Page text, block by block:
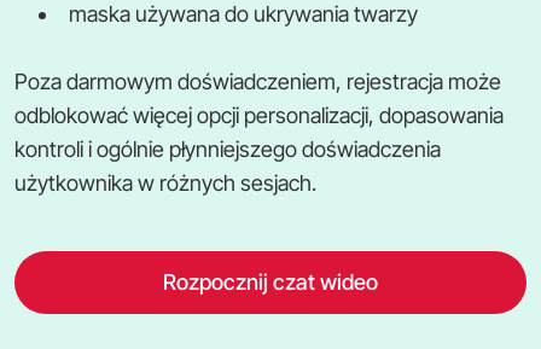
maska używana do ukrywania twarzy
Poza darmowym doświadczeniem, rejestracja może
odblokować więcej opcji personalizacji, dopasowania
kontroli i ogólnie płynniejszego doświadczenia
użytkownika w różnych sesjach.
Rozpocznij czat wideo